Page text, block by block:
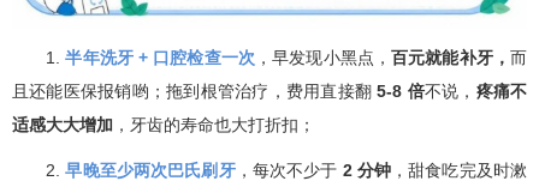
1.半年洗牙 + 口腔检查一次 ，早发现小黑点，百元就能补牙，而
且还能医保报销哟；拖到根管治疗，费用直接翻 5-8 倍不说， 疼痛不
适感大大增加 ，牙齿的寿命也大打折扣；
2.早晚至少两次巴氏刷牙，每次不少于 2 分钟 ，甜食吃完及时漱